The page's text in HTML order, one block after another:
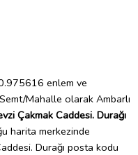
enlem ve
Mahalle olarak Ambarlı
Çakmak Caddesi. Durağı
harita merkezinde
Durağı posta kodu